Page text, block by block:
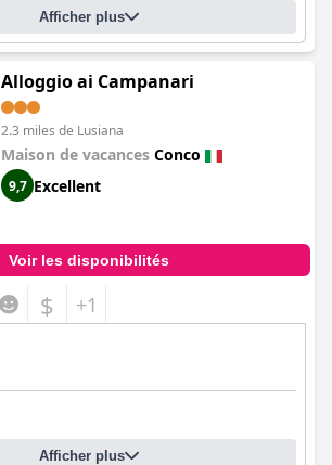
Afficher plus
Alloggio ai Campanari
2.3 miles de Lusiana
Maison de vacances Conco
9,7 Excellent
Voir les disponibilités
$ +1
Afficher plus